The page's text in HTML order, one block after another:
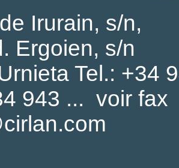
Irurain, s/n,
Ergoien, s/n
Tel.: +34
943 ... voir fax